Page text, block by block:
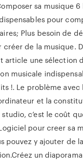
sa musique
pour
Plus besoin de
créer de la musique.
article une sélection
musicale
!. Le problème avec
et la
c’est le coût
pour creer sa
pouvez y ajouter de
un